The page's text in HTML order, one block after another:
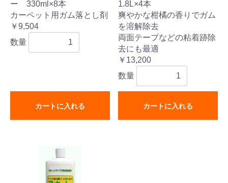
ー 330ml×8本
カーペット用ガム落とし剤
￥9,504
数量
カートに入れる
1.8L×4本
爽やかな柑橘の香りでガム
を溶解除去
両面テープなどの粘着跡除
去にも最適
￥13,200
数量
カートに入れる